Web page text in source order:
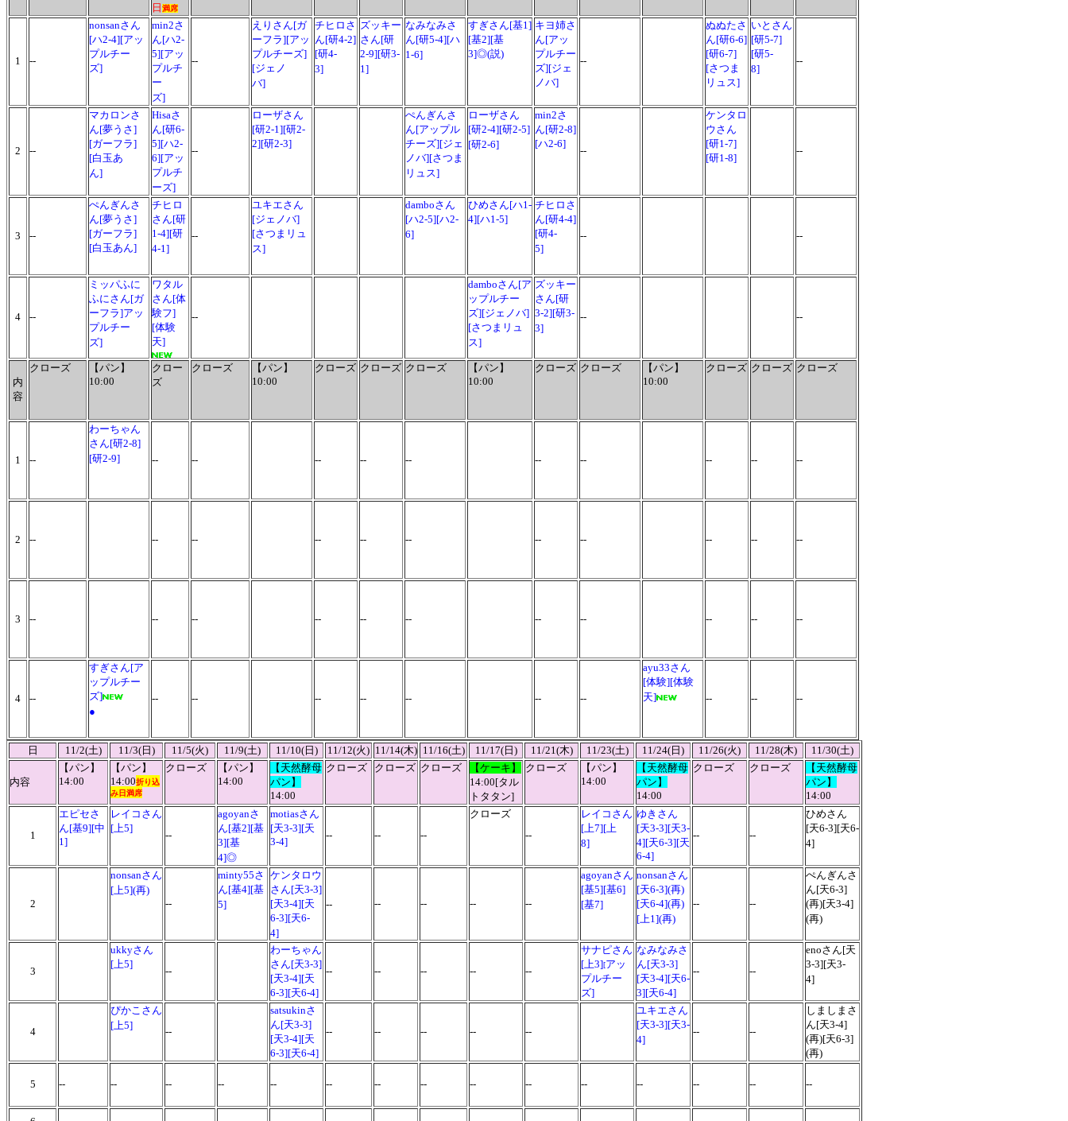
日 満席
1 --
nonsanさん
[ハ2-4][アッ
プルチー
ズ]
min2さ
ん[ハ2-
5][アッ
プルチ
ー
ズ]
--
えりさん[ガ
ーフラ][アッ
プルチーズ]
[ジェノ
バ]
チヒロさ
ん[研4-2]
[研4-
3]
ズッキー
さん[研
2-9][研3-
1]
なみなみさ
ん[研5-4][ハ
1-6]
すぎさん[基1]
[基2][基
3]◎(説)
キヨ姉さ
ん[アッ
プルチー
ズ][ジェ
ノバ]
--
ぬぬたさ
ん[研6-6]
[研6-7]
[さつま
リュス]
いとさん
[研5-7]
[研5-
8]
--
2 --
マカロンさ
ん[夢うさ]
[ガーフラ]
[白玉あ
ん]
Hisaさ
ん[研6-
5][ハ2-
6][アッ
プルチ
ーズ]
--
ローザさん
[研2-1][研2-
2][研2-3]
ぺんぎんさ
ん[アップル
チーズ][ジェ
ノバ][さつま
リュス]
ローザさん
[研2-4][研2-5]
[研2-6]
min2さ
ん[研2-8]
[ハ2-6]
--
ケンタロ
ウさん
[研1-7]
[研1-8]
--
3 --
ぺんぎんさ
ん[夢うさ]
[ガーフラ]
[白玉あん]
チヒロ
さん[研
1-4][研
4-1]
--
ユキエさん
[ジェノバ]
[さつまリュ
ス]
damboさん
[ハ2-5][ハ2-
6]
ひめさん[ハ1-
4][ハ1-5]
チヒロさ
ん[研4-4]
[研4-
5]
-- --
4 --
ミッパふに
ふにさん[ガ
ーフラ]アッ
プルチー
ズ]
ワタル
さん[体
験フ]
[体験
天]
--
damboさん[ア
ップルチー
ズ][ジェノバ]
[さつまリュ
ス]
ズッキー
さん[研
3-2][研3-
3]
-- --
内
容
クローズ
【パン】
10:00
クロー
ズ
クローズ
【パン】
10:00
クローズ クローズ クローズ
【パン】
10:00
クローズ クローズ
【パン】
10:00
クローズ クローズ クローズ
1 --
わーちゃん
さん[研2-8]
[研2-9]
-- -- -- -- -- -- -- -- -- --
2 -- -- -- -- -- -- -- -- -- -- --
3 -- -- -- -- -- -- -- -- -- -- --
4 --
すぎさん[ア
ップルチー
ズ]
●
-- -- -- -- -- -- --
ayu33さん
[体験][体験
天]
-- -- --
日 11/2(土) 11/3(日) 11/5(火) 11/9(土) 11/10(日) 11/12(火) 11/14(木) 11/16(土) 11/17(日) 11/21(木) 11/23(土) 11/24(日) 11/26(火) 11/28(木) 11/30(土)
内容
【パン】
14:00
【パン】
14:00折り込
み日満席
クローズ
【パン】
14:00
【天然酵母
パン】
14:00
クローズ クローズ クローズ
【ケーキ】
14:00[タル
トタタン]
クローズ
【パン】
14:00
【天然酵母
パン】
14:00
クローズ クローズ
【天然酵母
パン】
14:00
1
エピセさ
ん[基9][中
1]
レイコさん
[上5]
--
agoyanさ
ん[基2][基
3][基
4]◎
motiasさん
[天3-3][天
3-4]
-- -- --
クローズ
--
レイコさん
[上7][上
8]
ゆきさん
[天3-3][天3-
4][天6-3][天
6-4]
-- --
ひめさん
[天6-3][天6-
4]
2
nonsanさん
[上5](再)
--
minty55さ
ん[基4][基
5]
ケンタロウ
さん[天3-3]
[天3-4][天
6-3][天6-
4]
-- -- -- -- --
agoyanさん
[基5][基6]
[基7]
nonsanさん
[天6-3](再)
[天6-4](再)
[上1](再)
-- --
ぺんぎんさ
ん[天6-3]
(再)[天3-4]
(再)
3
ukkyさん
[上5]
--
わーちゃん
さん[天3-3]
[天3-4][天
6-3][天6-4]
-- -- -- -- --
サナピさん
[上3][アッ
プルチー
ズ]
なみなみさ
ん[天3-3]
[天3-4][天6-
3][天6-4]
-- --
enoさん[天
3-3][天3-
4]
4
ぴかこさん
[上5]
--
satsukinさ
ん[天3-3]
[天3-4][天
6-3][天6-4]
-- -- -- -- --
ユキエさん
[天3-3][天3-
4]
-- --
しましまさ
ん[天3-4]
(再)[天6-3]
(再)
5 -- -- -- -- -- -- -- -- -- -- -- -- -- -- --